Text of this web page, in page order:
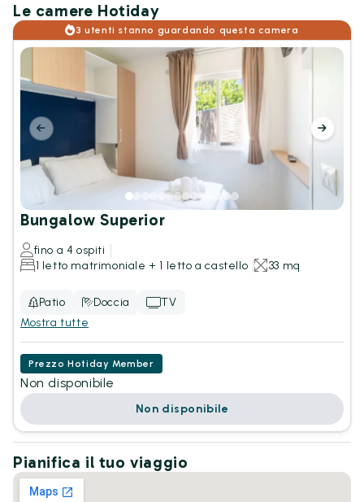
Le camere Hotiday
3 utenti stanno guardando questa camera
Bungalow Superior
fino a 4 ospiti
1 letto matrimoniale + 1 letto a castello
33 mq
Patio Doccia
TV
Mostra tutte
Prezzo Hotiday Member
Non disponibile
Non disponibile
Pianifica il tuo viaggio